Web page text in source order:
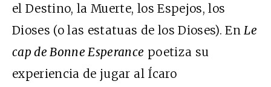
el Destino, la Muerte, los Espejos, los
Dioses (o las estatuas de los Dioses). EnLe
cap de Bonne Esperance poetiza su
experiencia de jugar al Ícaro